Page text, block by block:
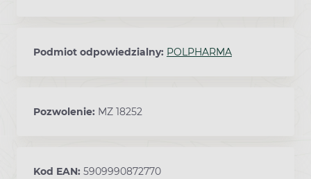
Podmiot odpowiedzialny: POLPHARMA
Pozwolenie: MZ 18252
Kod EAN: 5909990872770